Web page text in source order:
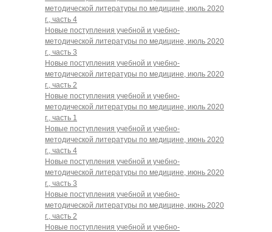
методической литературы по медицине, июль 2020
г., часть 4
Новые поступления учебной и учебно-
методической литературы по медицине, июль 2020
г., часть 3
Новые поступления учебной и учебно-
методической литературы по медицине, июль 2020
г., часть 2
Новые поступления учебной и учебно-
методической литературы по медицине, июль 2020
г., часть 1
Новые поступления учебной и учебно-
методической литературы по медицине, июнь 2020
г., часть 4
Новые поступления учебной и учебно-
методической литературы по медицине, июнь 2020
г., часть 3
Новые поступления учебной и учебно-
методической литературы по медицине, июнь 2020
г., часть 2
Новые поступления учебной и учебно-